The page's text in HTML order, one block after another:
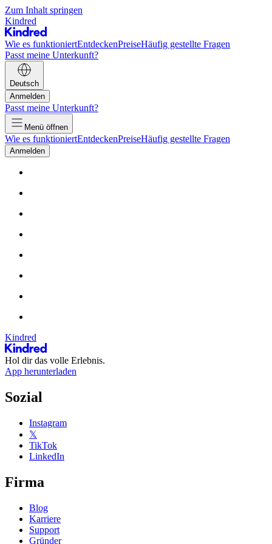
Zum Inhalt springen
Kindred
Wie es funktioniertEntdeckenPreiseHäufig gestellte Fragen
Passt meine Unterkunft?
Deutsch
Anmelden
Passt meine Unterkunft?
Menü öffnen
Wie es funktioniertEntdeckenPreiseHäufig gestellte Fragen
Anmelden
Kindred
Hol dir das volle Erlebnis.
App herunterladen
Sozial
Instagram
𝕏
TikTok
LinkedIn
Firma
Blog
Karriere
Support
Gründer